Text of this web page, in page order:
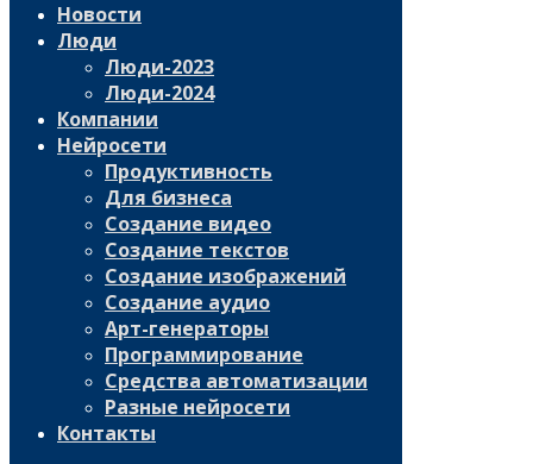
Новости
Люди
Люди-2023
Люди-2024
Компании
Нейросети
Продуктивность
Для бизнеса
Создание видео
Создание текстов
Создание изображений
Создание аудио
Арт-генераторы
Программирование
Средства автоматизации
Разные нейросети
Контакты